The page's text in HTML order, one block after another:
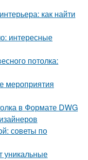
как найти
интересные
потолка:
мероприятия
в Формате DWG
советы по
уникальные